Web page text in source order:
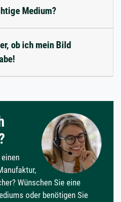
Medium?
ob ich mein Bild
Wünschen Sie eine
oder benötigen Sie